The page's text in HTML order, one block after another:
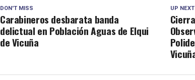
UP NEXT
DON'T MISS
Carabineros desbarata banda
delictual en Población Aguas de Elqui
de Vicuña